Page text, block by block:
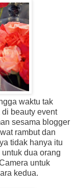
waktu tak
beauty event
sesama blogger
rambut dan
tidak hanya itu
dua orang
untuk
kedua.